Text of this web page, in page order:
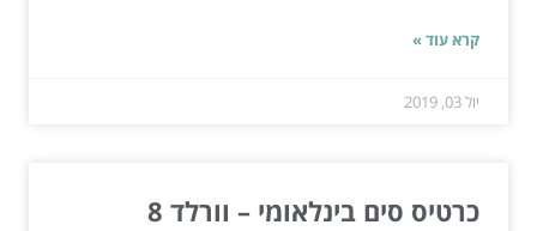
קרא עוד »
יול 03, 2019
כרטיס סים בינלאומי – וורלד 8